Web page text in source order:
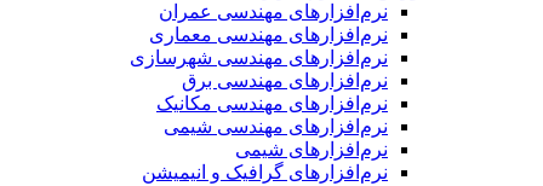
نرم‌افزارهای مهندسی عمران
نرم‌افزارهای مهندسی معماری
نرم‌افزارهای مهندسی شهرسازی
نرم‌افزارهای مهندسی برق
نرم‌افزارهای مهندسی مکانیک
نرم‌افزارهای مهندسی شیمی
نرم‌افزارهای شیمی
نرم‌افزارهای گرافیک و انیمیشن